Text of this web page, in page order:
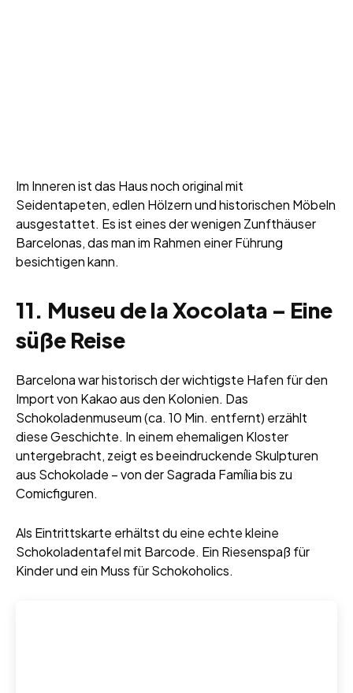
Im Inneren ist das Haus noch original mit
Seidentapeten, edlen Hölzern und historischen Möbeln
ausgestattet. Es ist eines der wenigen Zunfthäuser
Barcelonas, das man im Rahmen einer Führung
besichtigen kann.
11. Museu de la Xocolata – Eine
süße Reise
Barcelona war historisch der wichtigste Hafen für den
Import von Kakao aus den Kolonien. Das
Schokoladenmuseum (ca. 10 Min. entfernt) erzählt
diese Geschichte. In einem ehemaligen Kloster
untergebracht, zeigt es beeindruckende Skulpturen
aus Schokolade – von der Sagrada Família bis zu
Comicfiguren.
Als Eintrittskarte erhältst du eine echte kleine
Schokoladentafel mit Barcode. Ein Riesenspaß für
Kinder und ein Muss für Schokoholics.